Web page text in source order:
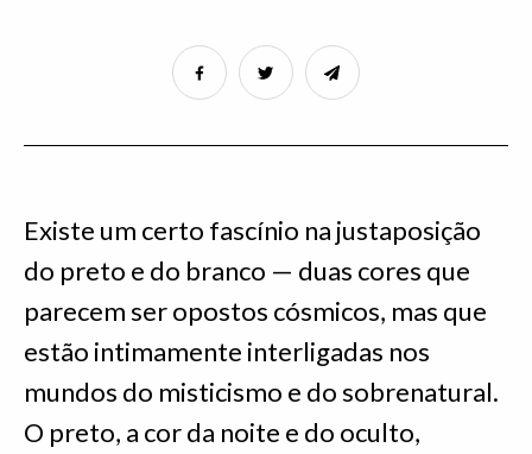
Existe um certo fascínio na justaposição
do preto e do branco — duas cores que
parecem ser opostos cósmicos, mas que
estão intimamente interligadas nos
mundos do misticismo e do sobrenatural.
O preto, a cor da noite e do oculto,